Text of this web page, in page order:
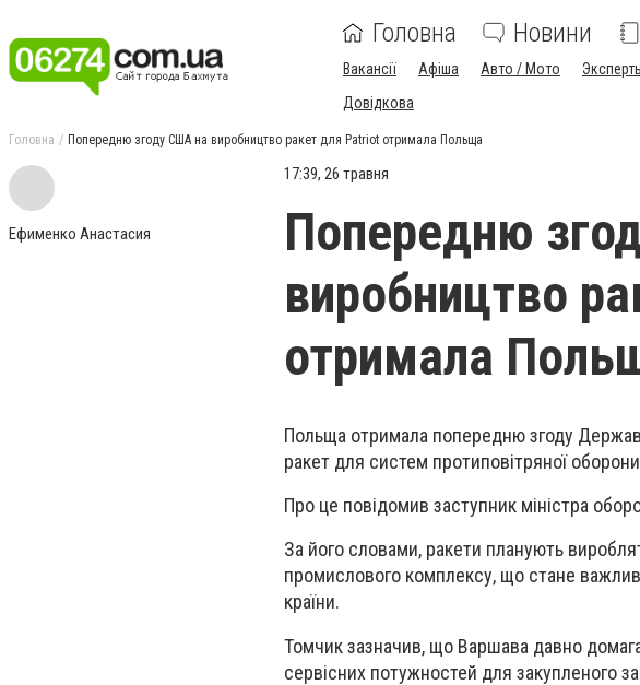
Головна Новини
Вакансії Афіша Авто / Мото
Довідкова
Головна Попередню згоду США на виробництво ракет для Patriot отримала Польща
Ефименко Анастасия
17:39, 26 травня
Попередню
виробництво
отримала
Польща отримала попередню згоду
ракет для систем протиповітряної
Про це повідомив заступник міністра
За його словами, ракети планують
промислового комплексу, що стане
країни.
Томчик зазначив, що Варшава давно
сервісних потужностей для закупленого